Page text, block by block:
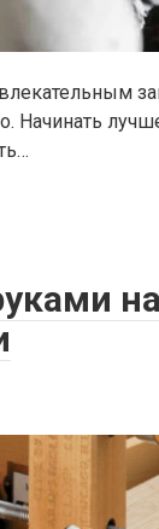
Начинать